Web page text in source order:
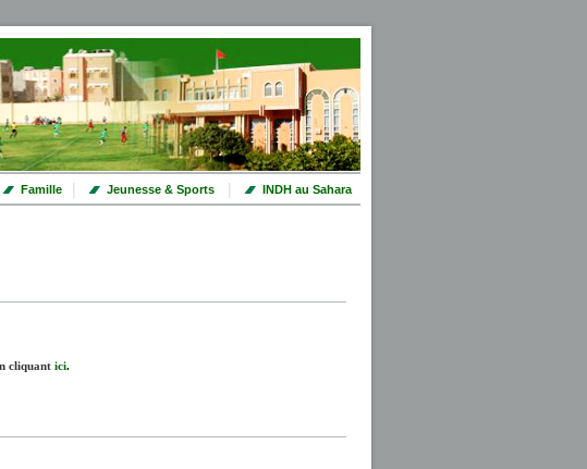
Famille | Jeunesse & Sports | INDH au Sahara
cliquant ici.